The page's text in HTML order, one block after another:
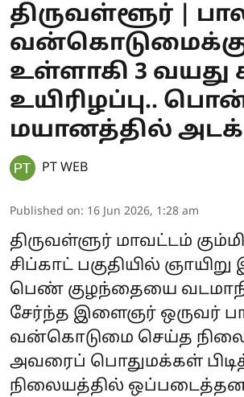
திருவள்ளூர் |
உள்ளாகி 3 வயது
உயிரிழப்பு..
மயானத்தில்
PT WEB
Published on: 16 Jun 2026, 1:28 am
திருவள்ளுர் மாவட்டம்
சிப்காட் பகுதியில் ஞாயிறு
பெண் குழந்தையை
சேர்ந்த இளைஞர் ஒருவர்
வன்கொடுமை செய்த
அவரைப் பொதுமக்கள்
நிலையத்தில்